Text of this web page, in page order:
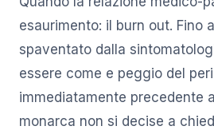
esaurimento: il burn out. Fino
spaventato dalla
essere come e peggio del
immediatamente precedente
monarca non si decise a